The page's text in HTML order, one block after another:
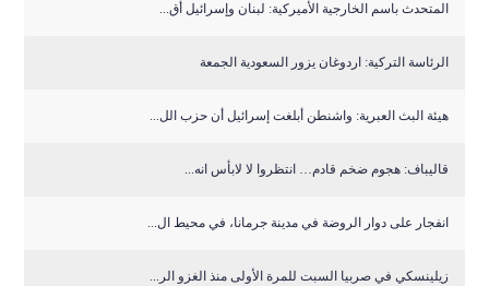
المتحدث باسم الخارجية الأميركية: لبنان وإسرائيل أق...
الرئاسة التركية: اردوغان يزور السعودية الجمعة
هيئة البث العبرية: واشنطن أبلغت إسرائيل أن حزب الل...
قاليباف: هجوم ضخم قادم… انتظروا لا لابأس انه...
انفجار على دوار الروضة في مدينة جرمانا، في محيط ال...
زيلينسكي في صربيا السبت للمرة الأولى منذ الغزو الر...